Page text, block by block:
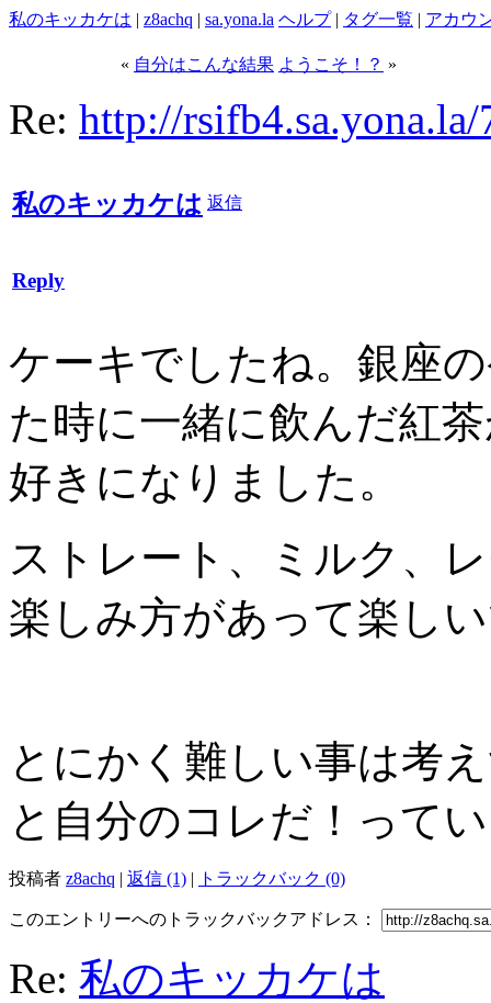
私のキッカケは | z8achq | sa.yona.la ヘルプ| タグ一覧 | アカウ
« 自分はこんな結果 ようこそ！？ »
Re: http://rsifb4.sa.yona.la/
私のキッカケは 返信
Reply
ケーキでしたね。銀座
た時に一緒に飲んだ紅
好きになりました。
ストレート、ミルク、
楽しみ方があって楽し
とにかく難しい事は考
と自分のコレだ！って
投稿者 z8achq | 返信 (1) | トラックバック (0)
このエントリーへのトラックバックアドレス：
Re: 私のキッカケは